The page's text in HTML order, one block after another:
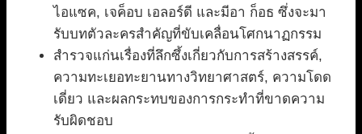
ไอแซค, เจค็อบ เอลอร์ดี และมีอา ก็อธ ซึ่งจะมา
รับบทตัวละครสำคัญที่ขับเคลื่อนโศกนาฏกรรม
สำรวจแก่นเรื่องที่ลึกซึ้งเกี่ยวกับการสร้างสรรค์,
ความทะเยอทะยานทางวิทยาศาสตร์, ความโดด
เดี่ยว และผลกระทบของการกระทำที่ขาดความ
รับผิดชอบ